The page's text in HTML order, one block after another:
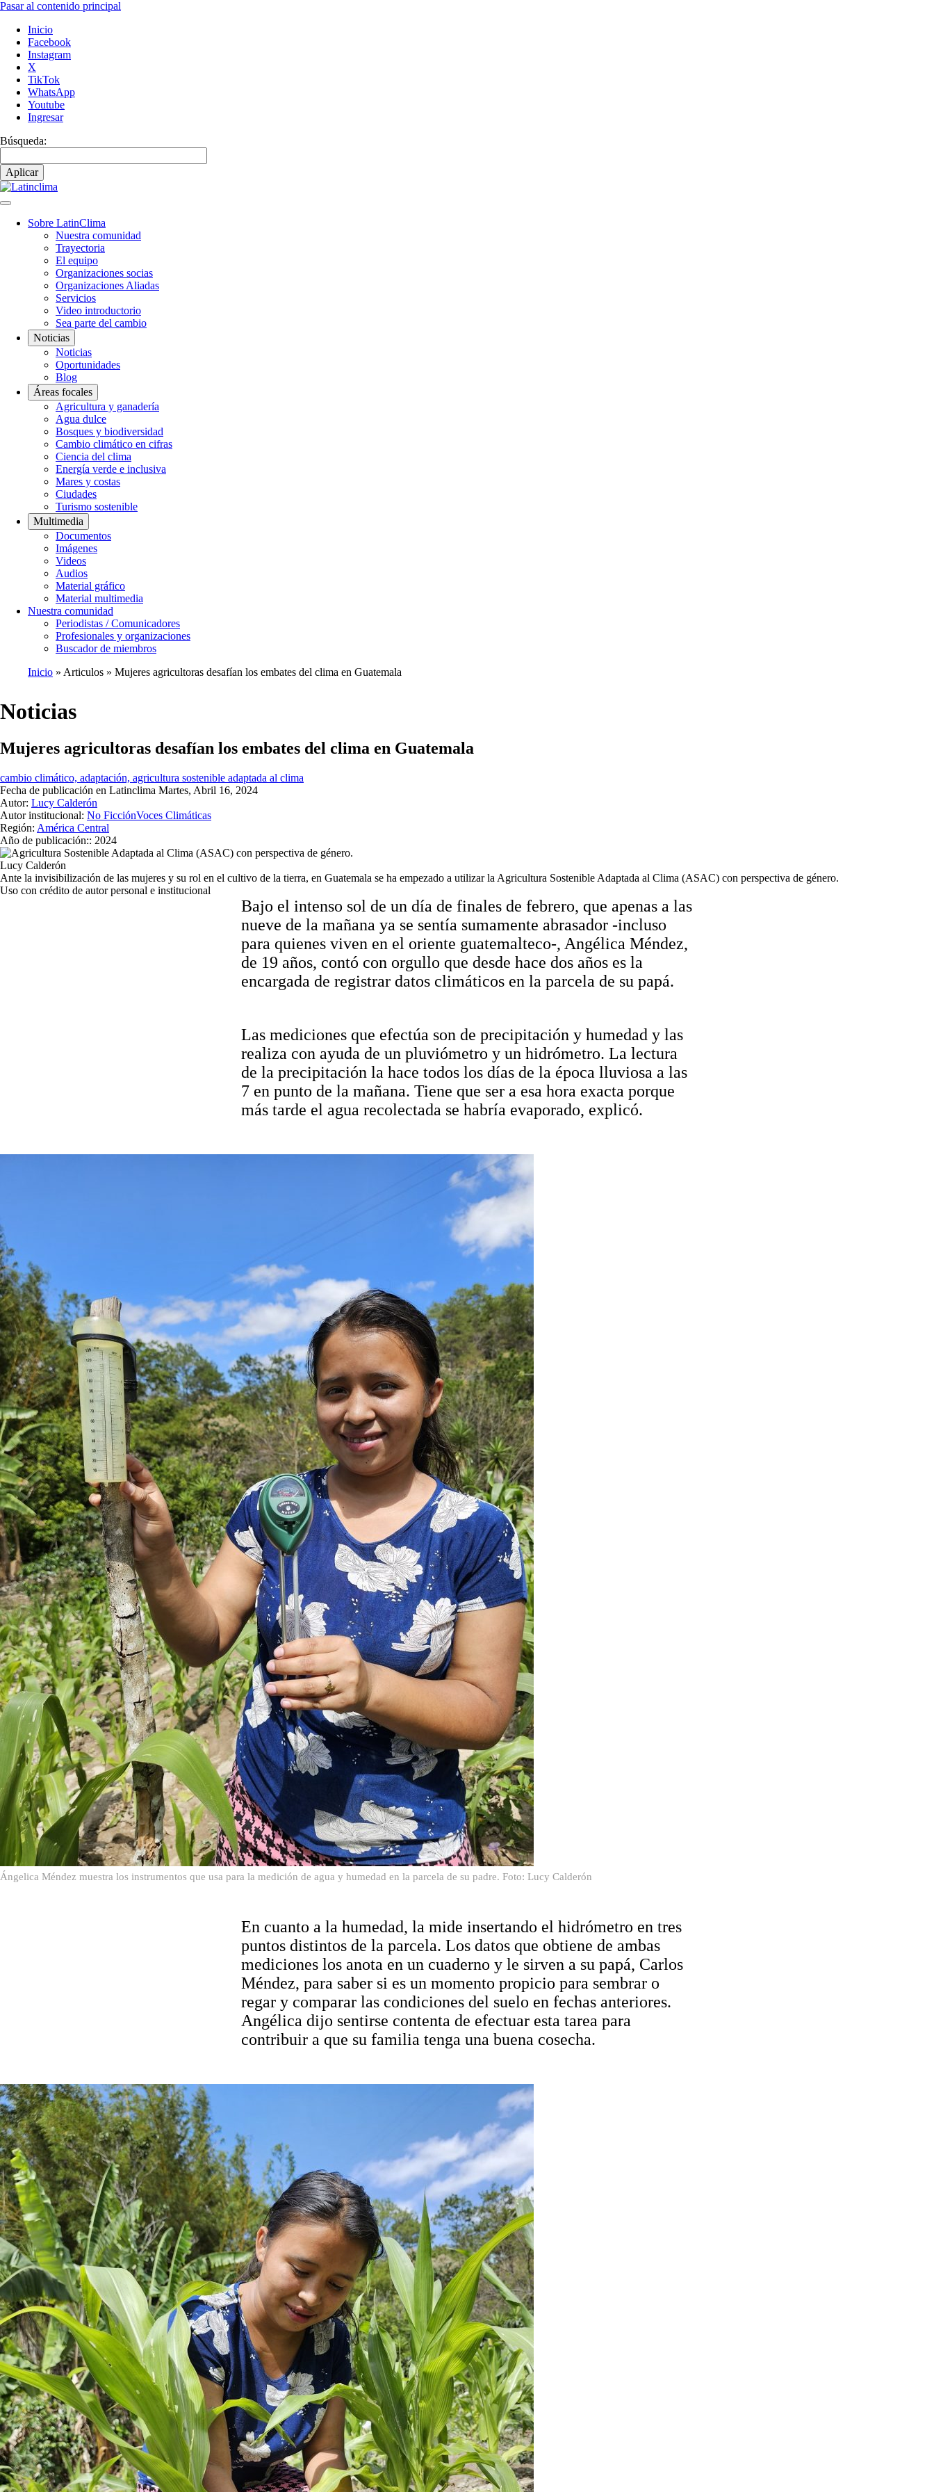
Pasar al contenido principal
Inicio
Facebook
Instagram
X
TikTok
WhatsApp
Youtube
Ingresar
Búsqueda:
Navegación
Sobre LatinClima
Nuestra comunidad
Trayectoria
El equipo
Organizaciones socias
Organizaciones Aliadas
Servicios
Video introductorio
Sea parte del cambio
Noticias
Noticias
Oportunidades
Blog
Áreas focales
Agricultura y ganadería
Agua dulce
Bosques y biodiversidad
Cambio climático en cifras
Ciencia del clima
Energía verde e inclusiva
Mares y costas
Ciudades
Turismo sostenible
Multimedia
Documentos
Imágenes
Videos
Audios
Material gráfico
Material multimedia
Nuestra comunidad
Periodistas / Comunicadores
Profesionales y organizaciones
Buscador de miembros
de
Inicio Articulos Mujeres agricultoras desafían los embates del clima en Guatemala
Noticias
Mujeres agricultoras desafían los embates del clima en Guatemala
cambio climático, adaptación, agricultura sostenible adaptada al clima
Fecha de publicación en Latinclima Martes, Abril 16, 2024
Autor: Lucy Calderón
Autor institucional: No FicciónVoces Climáticas
Región: América Central
Año de publicación:: 2024
Lucy Calderón
Ante la invisibilización de las mujeres y su rol en el cultivo de la tierra, en Guatemala se ha empezado a utilizar la Agricultura Sostenible Adaptada al Clima (ASAC) con perspectiva de género.
Uso con crédito de autor personal e institucional
Bajo el intenso sol de un día de finales de febrero, que apenas a las
nueve de la mañana ya se sentía sumamente abrasador -incluso
para quienes viven en el oriente guatemalteco-, Angélica Méndez,
de 19 años, contó con orgullo que desde hace dos años es la
encargada de registrar datos climáticos en la parcela de su papá.
Las mediciones que efectúa son de precipitación y humedad y las
realiza con ayuda de un pluviómetro y un hidrómetro. La lectura
de la precipitación la hace todos los días de la época lluviosa a las
7 en punto de la mañana. Tiene que ser a esa hora exacta porque
más tarde el agua recolectada se habría evaporado, explicó.
Ángelica Méndez muestra los instrumentos que usa para la medición de agua y humedad en la parcela de su padre. Foto: Lucy Calderón
En cuanto a la humedad, la mide insertando el hidrómetro en tres
puntos distintos de la parcela. Los datos que obtiene de ambas
mediciones los anota en un cuaderno y le sirven a su papá, Carlos
Méndez, para saber si es un momento propicio para sembrar o
regar y comparar las condiciones del suelo en fechas anteriores.
Angélica dijo sentirse contenta de efectuar esta tarea para
contribuir a que su familia tenga una buena cosecha.